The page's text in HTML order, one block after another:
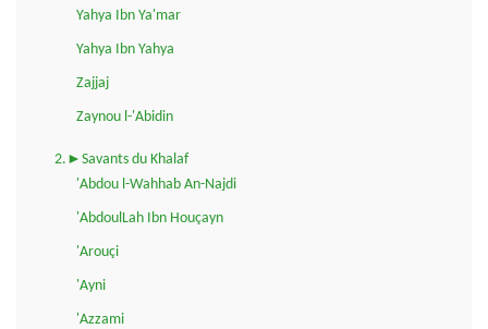
Yahya Ibn Ya'mar
Yahya Ibn Yahya
Zajjaj
Zaynou l-'Abidin
2.►Savants du Khalaf
'Abdou l-Wahhab An-Najdi
'AbdoulLah Ibn Houçayn
'Arouçi
'Ayni
'Azzami